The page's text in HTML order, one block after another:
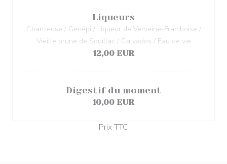
Liqueurs
Chartreuse / Génépi / Liqueur de Verveine-Framboise /
Vieille prune de Souillac / Calvados / Eau de vie
12,00 EUR
Digestif du moment
10,00 EUR
Prix TTC